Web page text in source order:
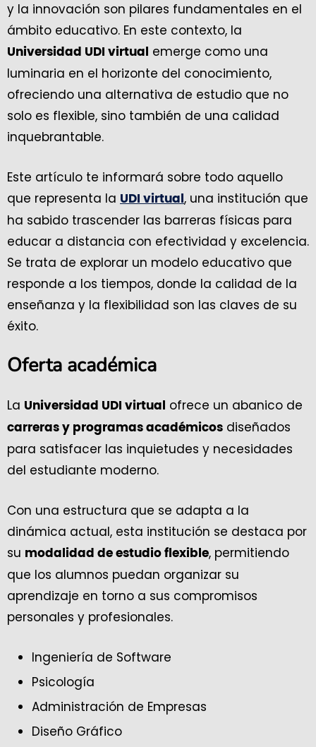
y la innovación son pilares fundamentales en el
ámbito educativo. En este contexto, la
Universidad UDI virtual
emerge como una
luminaria en el horizonte del conocimiento,
ofreciendo una alternativa de estudio que no
solo es flexible, sino también de una calidad
inquebrantable.
Este artículo te informará sobre todo aquello
que representa la UDI virtual , una institución que
ha sabido trascender las barreras físicas para
educar a distancia con efectividad y excelencia.
Se trata de explorar un modelo educativo que
responde a los tiempos, donde la calidad de la
enseñanza y la flexibilidad son las claves de su
éxito.
Oferta académica
La Universidad UDI virtual ofrece un abanico de
carreras y programas académicos diseñados
para satisfacer las inquietudes y necesidades
del estudiante moderno.
Con una estructura que se adapta a la
dinámica actual, esta institución se destaca por
su modalidad de estudio flexible, permitiendo
que los alumnos puedan organizar su
aprendizaje en torno a sus compromisos
personales y profesionales.
Ingeniería de Software
Psicología
Administración de Empresas
Diseño Gráfico